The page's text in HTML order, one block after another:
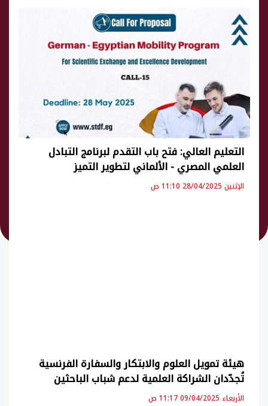
التعليم العالي: فتح باب التقدم لبرنامج التبادل
العلمي المصري - الألماني لتطوير التميز
الإثنين 28/04/2025 11:10 ص
هيئة تمويل العلوم والابتكار والسفارة الفرنسية
تُجدّدان الشراكة العلمية لدعم شباب الباحثين
الأربعاء 09/04/2025 11:17 ص